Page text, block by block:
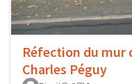
Réfection du mur
Charles Péguy